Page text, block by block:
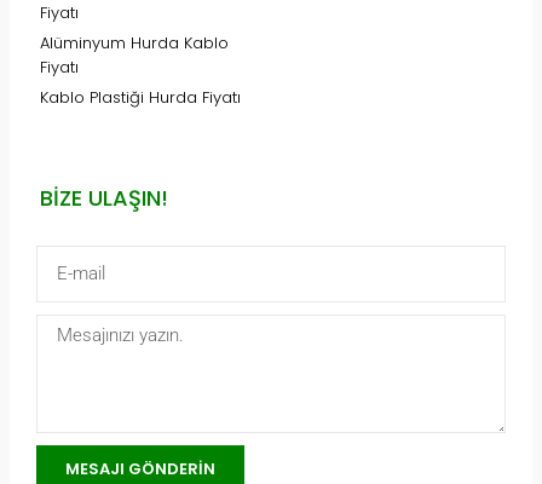
Fiyatı
Alüminyum Hurda Kablo
Fiyatı
Kablo Plastiği Hurda Fiyatı
BIZE ULAŞIN!
MESAJI GÖNDERIN